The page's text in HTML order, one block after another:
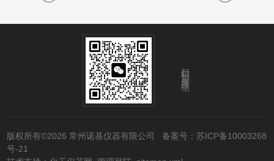
扫码添加微信
版权所有©2026 常州诺基仪器有限公司 备案号：苏ICP备10003268
号-21